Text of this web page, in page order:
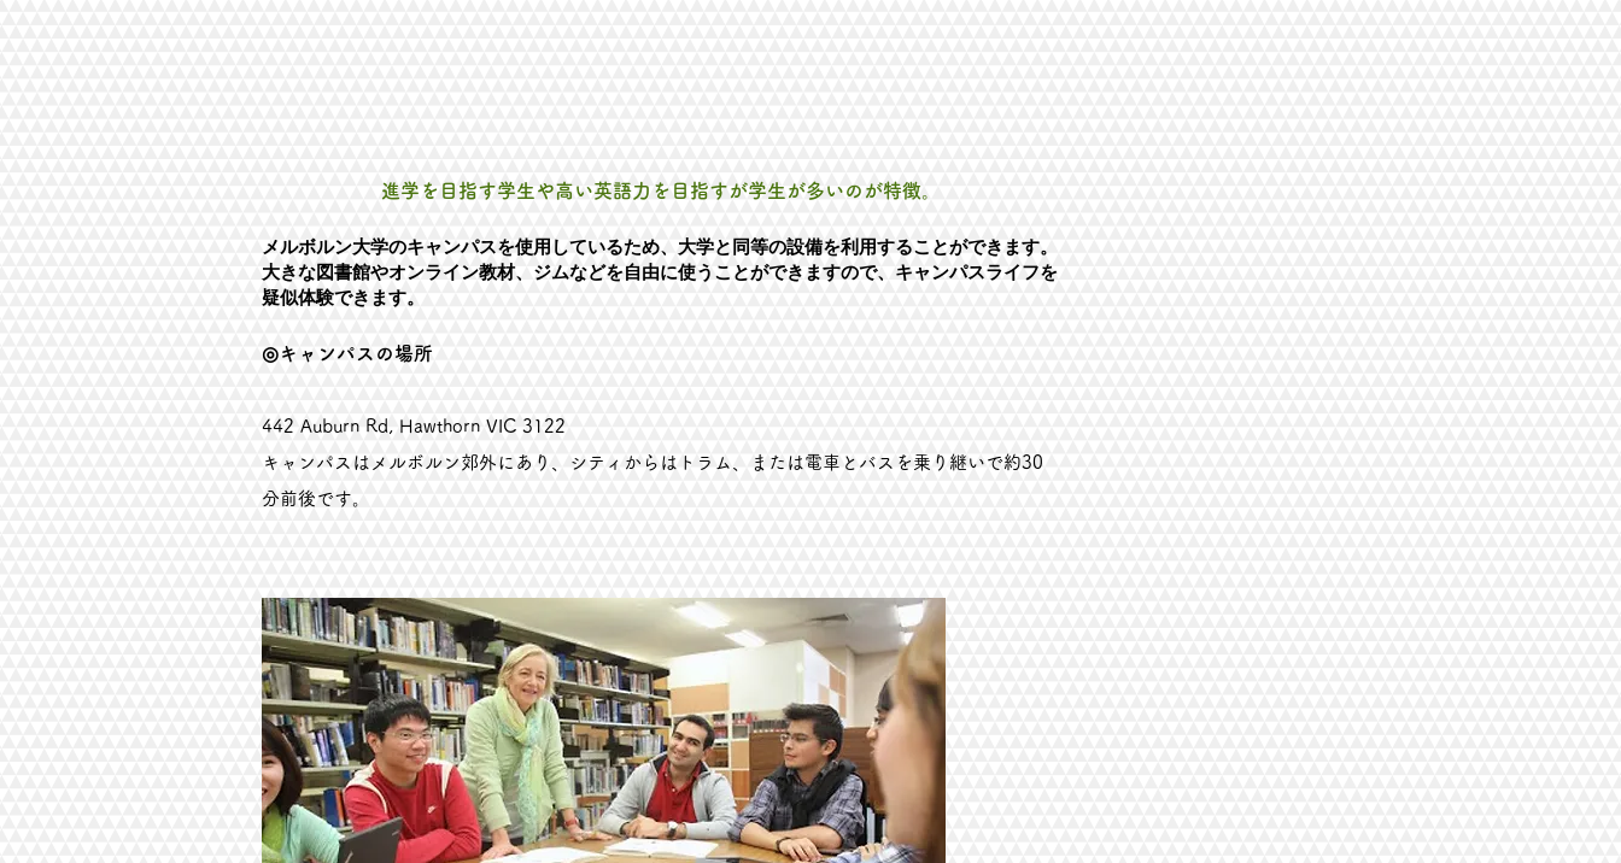
進学を目指す学生や高い英語力を目指すが学生が多いのが特徴。
​​メルボルン大学のキャンパスを使用しているため、大学と同等の設備を利用することができます。
大きな図書館やオンライン教材、ジムなどを自由に使うことができますので、キャンパスライフを
疑似体験できます。
◎キャンパスの場所
442 Auburn Rd, Hawthorn VIC 3122
​キャンパスはメルボルン郊外にあり、シティからはトラム、または電車とバスを乗り継いで約30
分前後です。